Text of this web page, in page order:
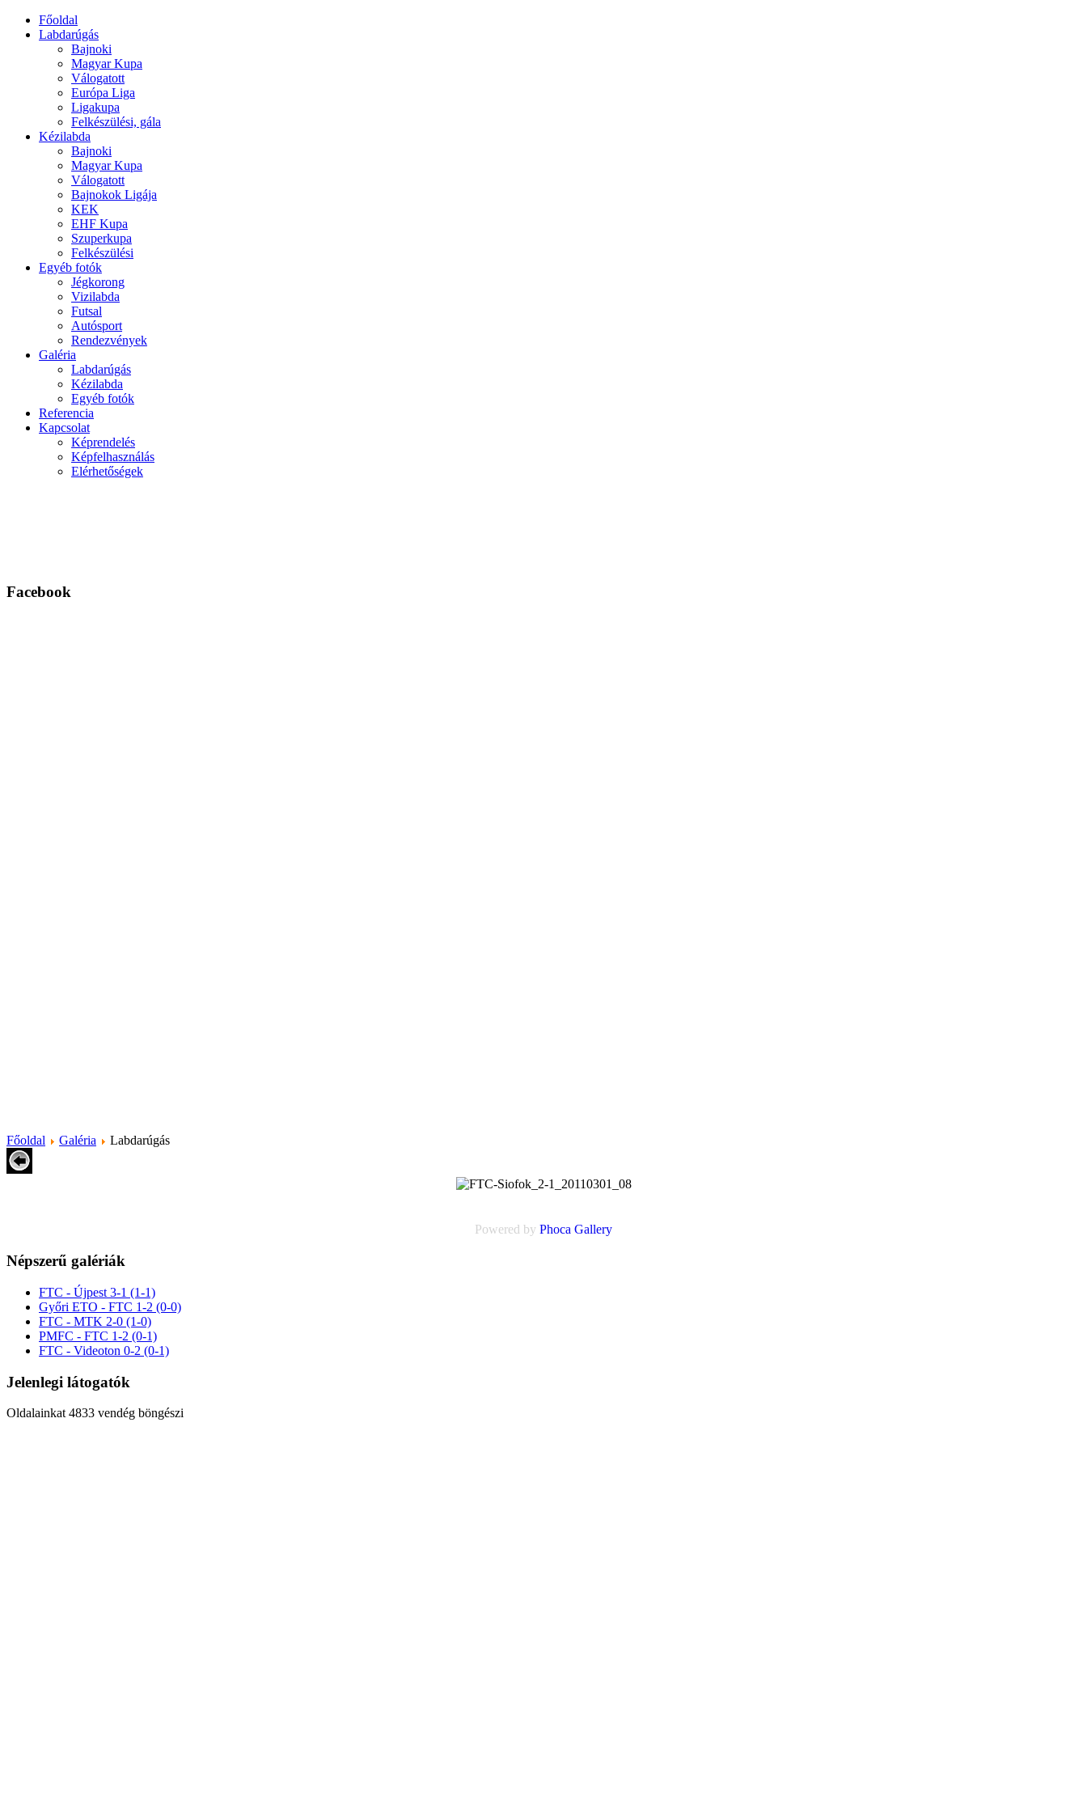
Főoldal
Labdarúgás
Bajnoki
Magyar Kupa
Válogatott
Európa Liga
Ligakupa
Felkészülési, gála
Kézilabda
Bajnoki
Magyar Kupa
Válogatott
Bajnokok Ligája
KEK
EHF Kupa
Szuperkupa
Felkészülési
Egyéb fotók
Jégkorong
Vizilabda
Futsal
Autósport
Rendezvények
Galéria
Labdarúgás
Kézilabda
Egyéb fotók
Referencia
Kapcsolat
Képrendelés
Képfelhasználás
Elérhetőségek
Facebook
Főoldal Galéria Labdarúgás
Powered by Phoca Gallery
Népszerű galériák
FTC - Újpest 3-1 (1-1)
Győri ETO - FTC 1-2 (0-0)
FTC - MTK 2-0 (1-0)
PMFC - FTC 1-2 (0-1)
FTC - Videoton 0-2 (0-1)
Jelenlegi látogatók
Oldalainkat 4833 vendég böngészi